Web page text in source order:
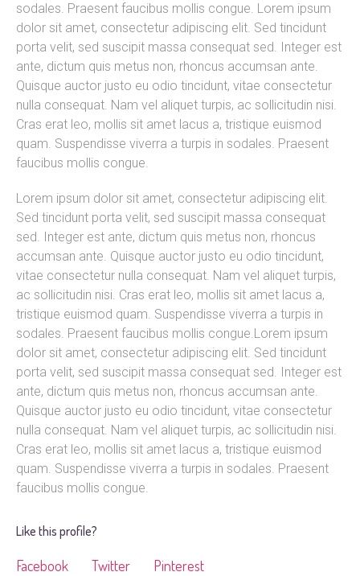
sodales. Praesent faucibus mollis congue. Lorem ipsum
dolor sit amet, consectetur adipiscing elit. Sed tincidunt
porta velit, sed suscipit massa consequat sed. Integer est
ante, dictum quis metus non, rhoncus accumsan ante.
Quisque auctor justo eu odio tincidunt, vitae consectetur
nulla consequat. Nam vel aliquet turpis, ac sollicitudin nisi.
Cras erat leo, mollis sit amet lacus a, tristique euismod
quam. Suspendisse viverra a turpis in sodales. Praesent
faucibus mollis congue.
Lorem ipsum dolor sit amet, consectetur adipiscing elit.
Sed tincidunt porta velit, sed suscipit massa consequat
sed. Integer est ante, dictum quis metus non, rhoncus
accumsan ante. Quisque auctor justo eu odio tincidunt,
vitae consectetur nulla consequat. Nam vel aliquet turpis,
ac sollicitudin nisi. Cras erat leo, mollis sit amet lacus a,
tristique euismod quam. Suspendisse viverra a turpis in
sodales. Praesent faucibus mollis congue.Lorem ipsum
dolor sit amet, consectetur adipiscing elit. Sed tincidunt
porta velit, sed suscipit massa consequat sed. Integer est
ante, dictum quis metus non, rhoncus accumsan ante.
Quisque auctor justo eu odio tincidunt, vitae consectetur
nulla consequat. Nam vel aliquet turpis, ac sollicitudin nisi.
Cras erat leo, mollis sit amet lacus a, tristique euismod
quam. Suspendisse viverra a turpis in sodales. Praesent
faucibus mollis congue.
Like this profile?
Facebook Twitter Pinterest